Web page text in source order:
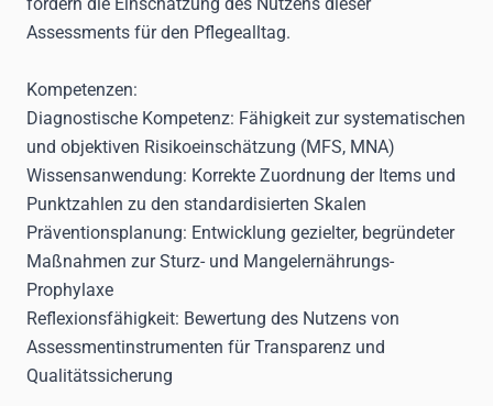
Assessments für den Pflegealltag.
Kompetenzen:
Diagnostische Kompetenz: Fähigkeit zur systematischen
und objektiven Risikoeinschätzung (MFS, MNA)
Wissensanwendung: Korrekte Zuordnung der Items und
Punktzahlen zu den standardisierten Skalen
Präventionsplanung: Entwicklung gezielter, begründeter
Maßnahmen zur Sturz- und Mangelernährungs-
Prophylaxe
Reflexionsfähigkeit: Bewertung des Nutzens von
Assessmentinstrumenten für Transparenz und
Qualitätssicherung